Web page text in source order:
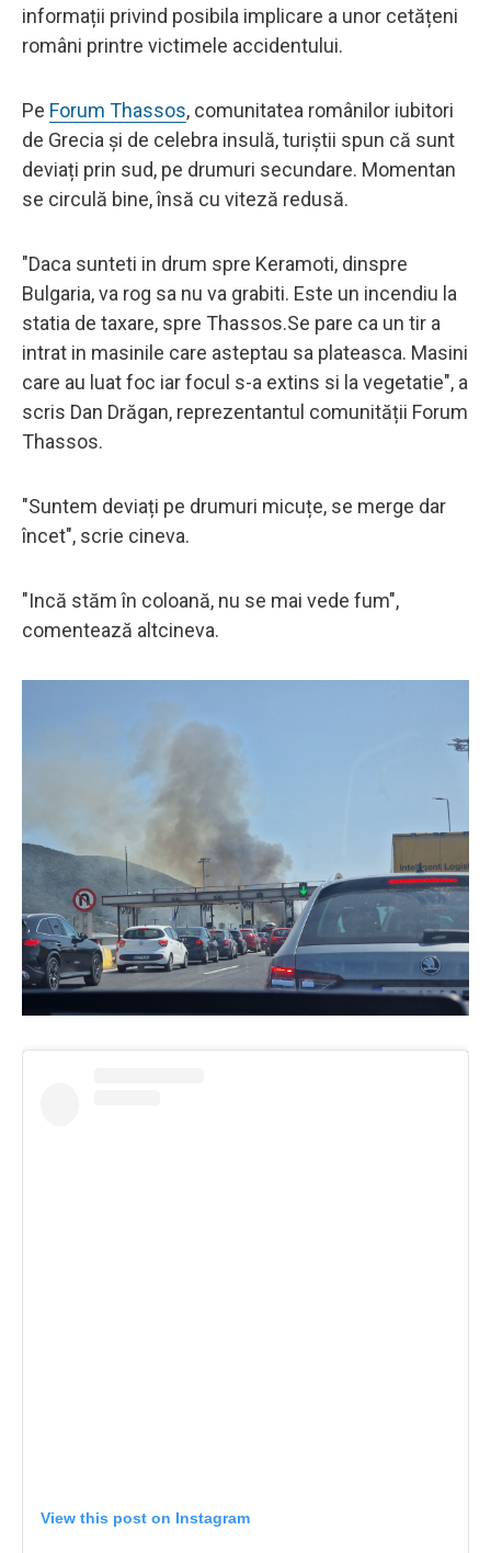
informații privind posibila implicare a unor cetățeni
români printre victimele accidentului.
Pe Forum Thassos, comunitatea românilor iubitori
de Grecia și de celebra insulă, turiștii spun că sunt
deviați prin sud, pe drumuri secundare. Momentan
se circulă bine, însă cu viteză redusă.
"Daca sunteti in drum spre Keramoti, dinspre
Bulgaria, va rog sa nu va grabiti. Este un incendiu la
statia de taxare, spre Thassos.Se pare ca un tir a
intrat in masinile care asteptau sa plateasca. Masini
care au luat foc iar focul s-a extins si la vegetatie", a
scris Dan Drăgan, reprezentantul comunității Forum
Thassos.
"Suntem deviați pe drumuri micuțe, se merge dar
încet", scrie cineva.
"Incă stăm în coloană, nu se mai vede fum",
comentează altcineva.
View this post on Instagram